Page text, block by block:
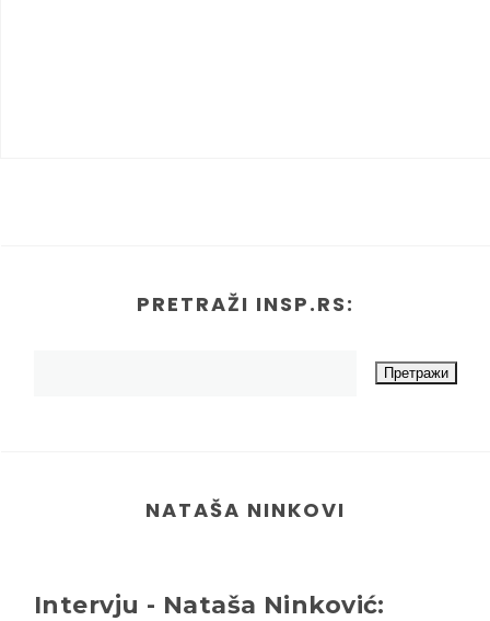
PRETRAŽI INSP.RS:
NATAŠA NINKOVI
Intervju - Nataša Ninković: